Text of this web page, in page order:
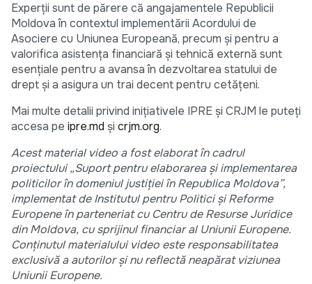
Experții sunt de părere că angajamentele Republicii
Moldova în contextul implementării Acordului de
Asociere cu Uniunea Europeană, precum și pentru a
valorifica asistența financiară și tehnică externă sunt
esențiale pentru a avansa în dezvoltarea statului de
drept și a asigura un trai decent pentru cetățeni.
Mai multe detalii privind inițiativele IPRE și CRJM le puteți
accesa pe ipre.md și crjm.org.
Acest material video a fost elaborat în cadrul
proiectului „Suport pentru elaborarea și implementarea
politicilor în domeniul justiției în Republica Moldova”,
implementat de Institutul pentru Politici și Reforme
Europene în parteneriat cu Centru de Resurse Juridice
din Moldova, cu sprijinul financiar al Uniunii Europene.
Conținutul materialului video este responsabilitatea
exclusivă a autorilor și nu reflectă neapărat viziunea
Uniunii Europene.